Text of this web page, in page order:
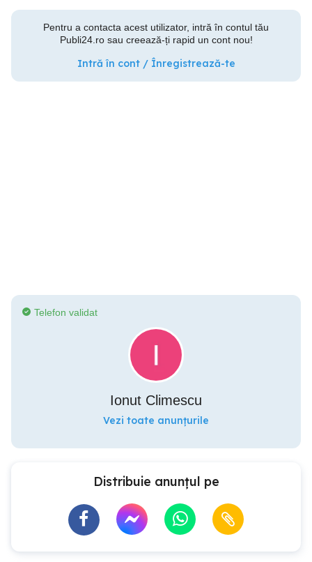
Pentru a contacta acest utilizator, intră în contul tău
Publi24.ro sau creează-ți rapid un cont nou!
Intră în cont / Înregistrează-te
Telefon validat
Ionut Climescu
Vezi toate anunțurile
Distribuie anunțul pe